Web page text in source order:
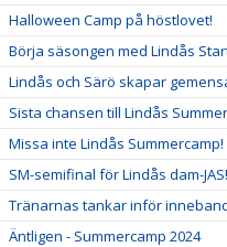
Halloween Camp på höstlovet!
Börja säsongen med Lindås
Lindås och Särö skapar
Sista chansen till Lindås
Missa inte Lindås Summercamp!
SM-semifinal för Lindås dam-JAS!
Tränarnas tankar inför
Äntligen - Summercamp 2024